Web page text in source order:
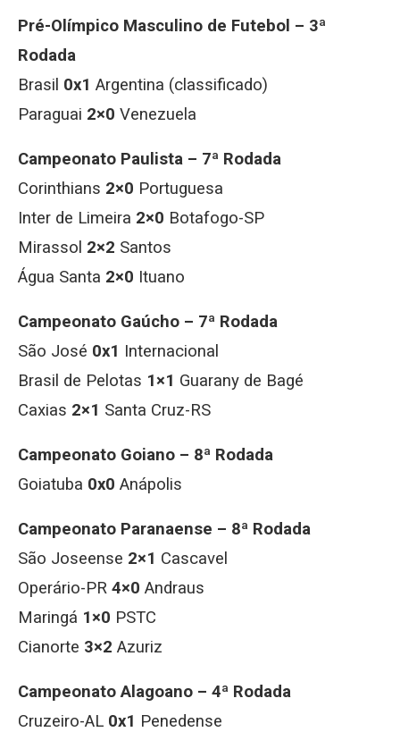
Pré-Olímpico Masculino de Futebol – 3ª
Rodada
Brasil 0x1 Argentina (classificado)
Paraguai 2×0 Venezuela
Campeonato Paulista – 7ª Rodada
Corinthians 2×0 Portuguesa
Inter de Limeira 2×0 Botafogo-SP
Mirassol 2×2 Santos
Água Santa 2×0 Ituano
Campeonato Gaúcho – 7ª Rodada
São José 0x1 Internacional
Brasil de Pelotas 1×1 Guarany de Bagé
Caxias 2×1 Santa Cruz-RS
Campeonato Goiano – 8ª Rodada
Goiatuba 0x0 Anápolis
Campeonato Paranaense – 8ª Rodada
São Joseense 2×1 Cascavel
Operário-PR 4×0 Andraus
Maringá 1×0 PSTC
Cianorte 3×2 Azuriz
Campeonato Alagoano – 4ª Rodada
Cruzeiro-AL 0x1 Penedense